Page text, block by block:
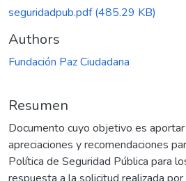
seguridadpub.pdf(485.29 KB)
Authors
Fundación Paz Ciudadana
Resumen
Documento cuyo objetivo es aportar
apreciaciones y recomendaciones
Política de Seguridad Pública para